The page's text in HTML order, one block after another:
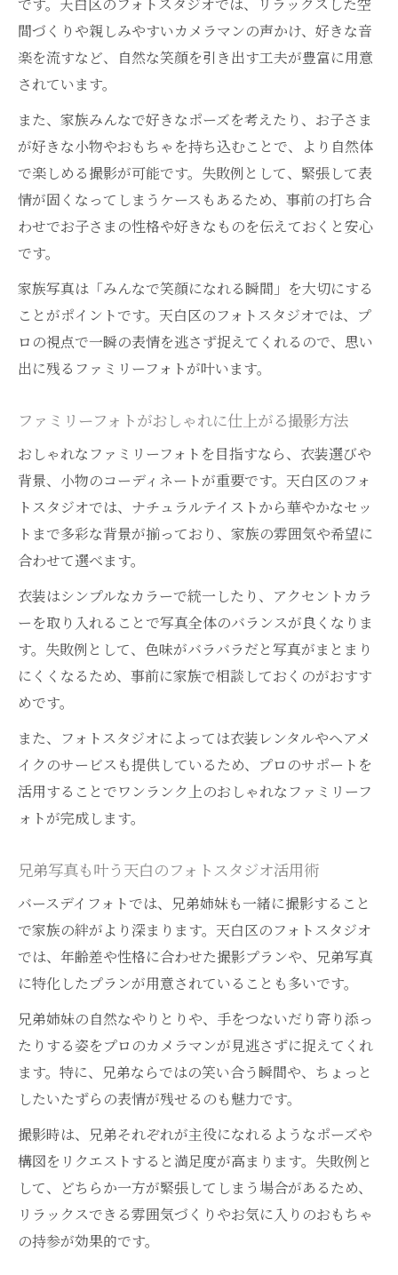
間づくりや親しみやすいカメラマンの声かけ、好きな音
楽を流すなど、自然な笑顔を引き出す工夫が豊富に用意
されています。
また、家族みんなで好きなポーズを考えたり、お子さま
が好きな小物やおもちゃを持ち込むことで、より自然体
で楽しめる撮影が可能です。失敗例として、緊張して表
情が固くなってしまうケースもあるため、事前の打ち合
わせでお子さまの性格や好きなものを伝えておくと安心
です。
家族写真は「みんなで笑顔になれる瞬間」を大切にする
ことがポイントです。天白区のフォトスタジオでは、プ
ロの視点で一瞬の表情を逃さず捉えてくれるので、思い
出に残るファミリーフォトが叶います。
ファミリーフォトがおしゃれに仕上がる撮影方法
おしゃれなファミリーフォトを目指すなら、衣装選びや
背景、小物のコーディネートが重要です。天白区のフォ
トスタジオでは、ナチュラルテイストから華やかなセッ
トまで多彩な背景が揃っており、家族の雰囲気や希望に
合わせて選べます。
衣装はシンプルなカラーで統一したり、アクセントカラ
ーを取り入れることで写真全体のバランスが良くなりま
す。失敗例として、色味がバラバラだと写真がまとまり
にくくなるため、事前に家族で相談しておくのがおすす
めです。
また、フォトスタジオによっては衣装レンタルやヘアメ
イクのサービスも提供しているため、プロのサポートを
活用することでワンランク上のおしゃれなファミリーフ
ォトが完成します。
兄弟写真も叶う天白のフォトスタジオ活用術
バースデイフォトでは、兄弟姉妹も一緒に撮影すること
で家族の絆がより深まります。天白区のフォトスタジオ
では、年齢差や性格に合わせた撮影プランや、兄弟写真
に特化したプランが用意されていることも多いです。
兄弟姉妹の自然なやりとりや、手をつないだり寄り添っ
たりする姿をプロのカメラマンが見逃さずに捉えてくれ
ます。特に、兄弟ならではの笑い合う瞬間や、ちょっと
したいたずらの表情が残せるのも魅力です。
撮影時は、兄弟それぞれが主役になれるようなポーズや
構図をリクエストすると満足度が高まります。失敗例と
して、どちらか一方が緊張してしまう場合があるため、
リラックスできる雰囲気づくりやお気に入りのおもちゃ
の持参が効果的です。